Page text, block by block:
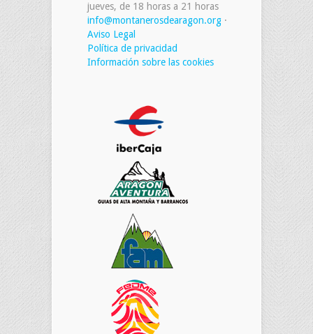
jueves, de 18 horas a 21 horas
info@montanerosdearagon.org ·
Aviso Legal
Política de privacidad
Información sobre las cookies